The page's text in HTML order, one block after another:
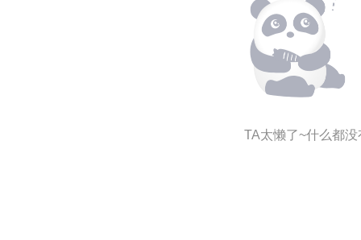
TA太懒了~什么都没